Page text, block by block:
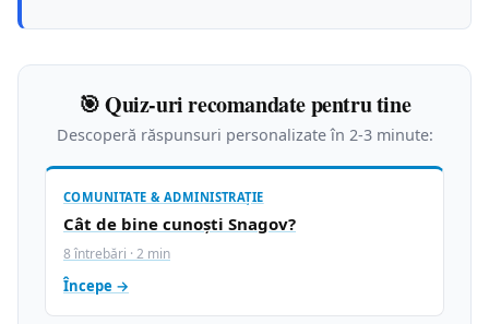
🎯 Quiz-uri recomandate pentru tine
Descoperă răspunsuri personalizate în 2-3 minute:
COMUNITATE & ADMINISTRAȚIE
Cât de bine cunoști Snagov?
8 întrebări · 2 min
Începe →